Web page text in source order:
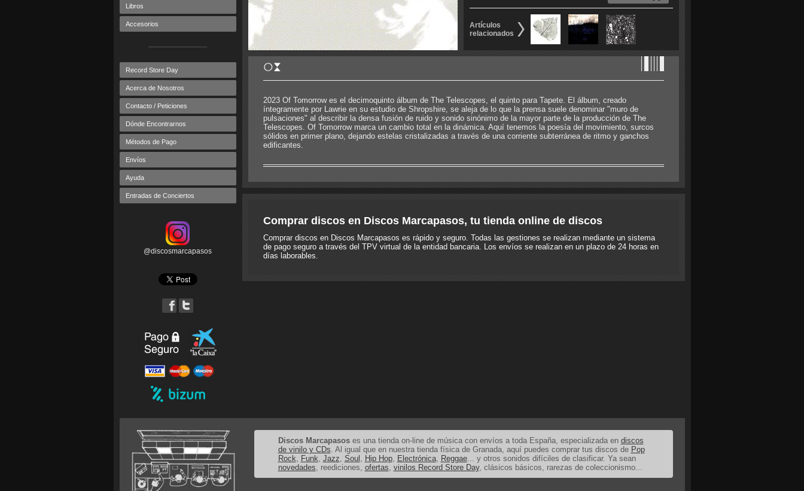
Libros
Accesorios
Record Store Day
Acerca de Nosotros
Contacto / Peticiones
Dónde Encontrarnos
Métodos de Pago
Envíos
Ayuda
Entradas de Conciertos
@discosmarcapasos
Artículos
relacionados
2023 Of Tomorrow es el decimoquinto álbum de The Telescopes, el quinto para Tapete. El álbum, creado
íntegramente por Lawrie en su estudio de Shropshire, se aleja de lo que la prensa suele denominar "muro de
pulsaciones" al describir la densa fusión de ruido y sonido sinónimo de la mayor parte de la producción de The
Telescopes. Of Tomorrow marca un cambio total en la dinámica. Aquí tenemos la poesía del movimiento, surcos
sólidos en primer plano, dejando estelas cristalizadas a través de una corriente subterránea de ritmo y ganchos
edificantes.
Comprar discos en Discos Marcapasos, tu tienda online de discos
Comprar discos en Discos Marcapasos es rápido y seguro. Todas las gestiones se realizan mediante un sistema
de pago seguro a través del TPV virtual de la entidad bancaria. Los envíos se realizan en un plazo de 24 horas en
días laborables.
Discos Marcapasoses una tienda on-line de música con envíos a toda España, especializada en discos
de vinilo y CDs. Al igual que en nuestra tienda física de Granada, aquí puedes comprar tus discos de Pop
Rock, Funk, Jazz, Soul , Hip Hop, Electrónica, Reggae... y otros sonidos difíciles de clasificar. Ya sean
novedades, reediciones, ofertas, vinilos Record Store Day, clásicos básicos, rarezas de coleccionismo...